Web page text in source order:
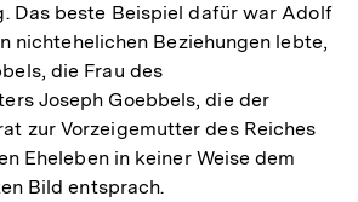
Das beste Beispiel dafür war Adolf
nichtehelichen Beziehungen lebte,
die Frau des
Joseph Goebbels, die der
zur Vorzeigemutter des Reiches
Eheleben in keiner Weise dem
Bild entsprach.